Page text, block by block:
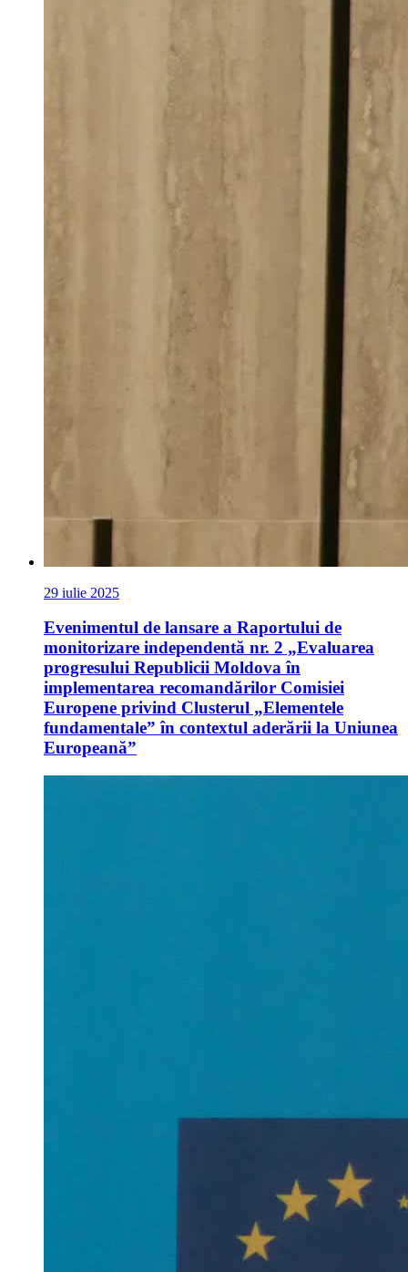
29 iulie 2025
Evenimentul de lansare a Raportului de
monitorizare independentă nr. 2 „Evaluarea
progresului Republicii Moldova în
implementarea recomandărilor Comisiei
Europene privind Clusterul „Elementele
fundamentale” în contextul aderării la Uniunea
Europeană”